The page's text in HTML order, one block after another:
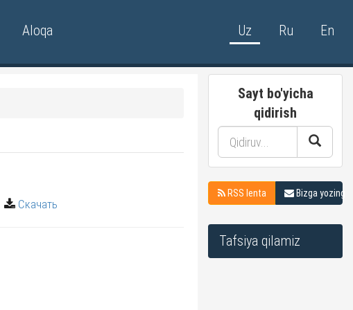
Aloqa Uz Ru En
Скачать
Sayt bo'yicha
qidirish
RSS lenta Bizga yozing
Tafsiya qilamiz